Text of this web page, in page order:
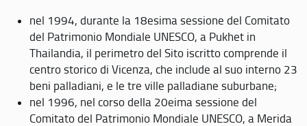
nel 1994, durante la 18esima sessione del Comitato
del Patrimonio Mondiale UNESCO, a Pukhet in
Thailandia, il perimetro del Sito iscritto comprende il
centro storico di Vicenza, che include al suo interno 23
beni palladiani, e le tre ville palladiane suburbane;
nel 1996, nel corso della 20eima sessione del
Comitato del Patrimonio Mondiale UNESCO, a Merida